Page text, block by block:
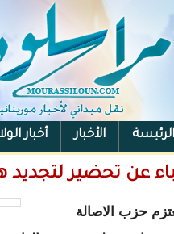
الرئيسة الأخبار أخبار
عن تحضير لتجديد
حزب الاصالة